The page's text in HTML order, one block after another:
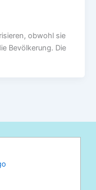
obwohl sie
Bevölkerung. Die